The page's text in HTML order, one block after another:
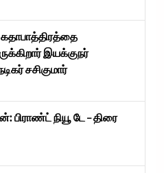
இயக்குநர்
சசிகுமார்
பிராண்ட் நியூ டே – திரை